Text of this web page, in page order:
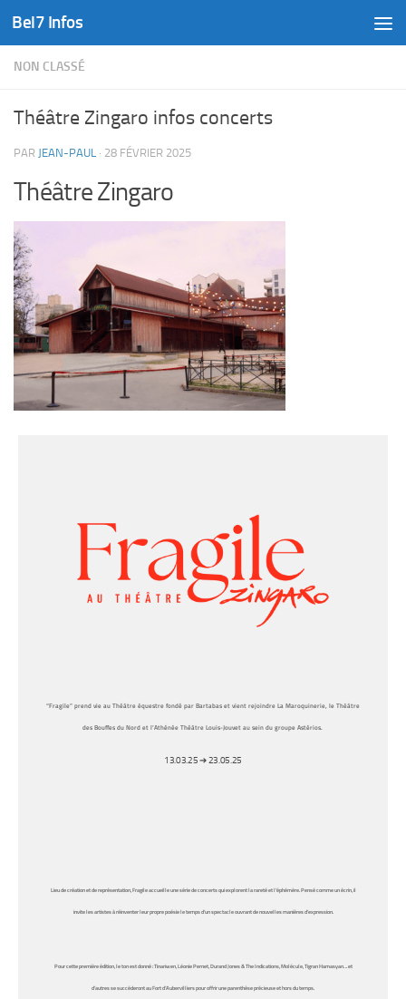
Skip to content
Bel7 Infos
NON CLASSÉ
Théâtre Zingaro infos concerts
PAR JEAN-PAUL · 28 FÉVRIER 2025
Théâtre Zingaro
“Fragile” prend vie au Théâtre équestre fondé par Bartabas et vient rejoindre La Maroquinerie, le Théâtre
des Bouffes du Nord et l’Athénée Théâtre Louis-Jouvet au sein du groupe Astérios.
13.03.25 ➔ 23.05.25
Lieu de création et de représentation, Fragile accueille une série de concerts qui explorent la rareté et l’éphémère. Pensé comme un écrin, il
invite les artistes à réinventer leur propre poésie le temps d’un spectacle ouvrant de nouvelles manières d’expression.
Pour cette première édition, le ton est donné :Tinariwen, Léonie Pernet, Durand Jones & The Indications, Molécule, Tigran Hamasyan…et
d’autres se succéderont au Fort d’Aubervilliers pour offrir une parenthèse précieuse et hors du temps.